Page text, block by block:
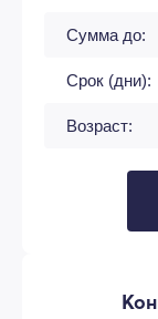
Сумма до:
Срок (дни):
Возраст: